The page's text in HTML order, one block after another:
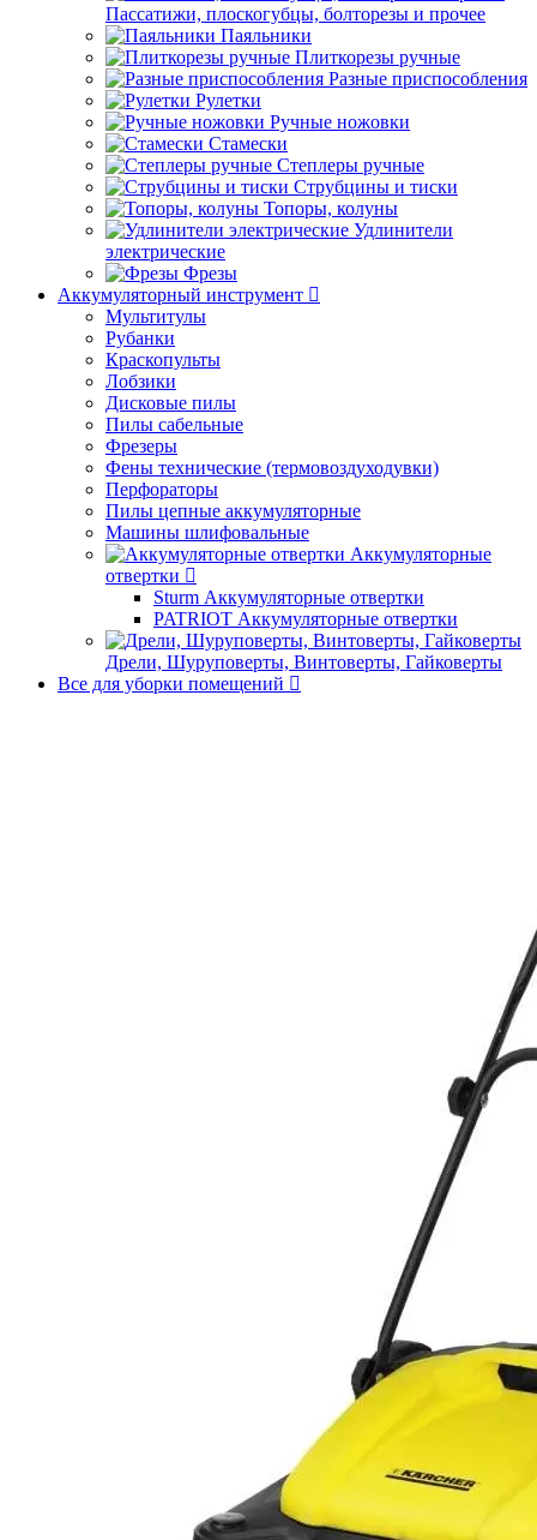
Пассатижи, плоскогубцы, болторезы и прочее
Паяльники
Плиткорезы ручные
Разные приспособления
Рулетки
Ручные ножовки
Стамески
Степлеры ручные
Струбцины и тиски
Топоры, колуны
Удлинители
электрические
Фрезы
Аккумуляторный инструмент
Мультитулы
Рубанки
Краскопульты
Лобзики
Дисковые пилы
Пилы сабельные
Фрезеры
Фены технические (термовоздуходувки)
Перфораторы
Пилы цепные аккумуляторные
Машины шлифовальные
Аккумуляторные
отвертки
Sturm Аккумуляторные отвертки
PATRIOT Аккумуляторные отвертки
Дрели, Шуруповерты, Винтоверты, Гайковерты
Все для уборки помещений